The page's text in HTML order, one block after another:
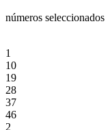
números seleccionados
1
10
19
28
37
46
2